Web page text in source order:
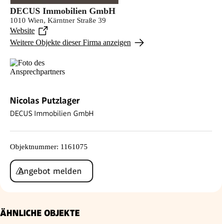
DECUS Immobilien GmbH
1010 Wien, Kärntner Straße 39
Website
Weitere Objekte dieser Firma anzeigen
Nicolas Putzlager
DECUS Immobilien GmbH
Objektnummer: 1161075
Angebot melden
ÄHNLICHE OBJEKTE